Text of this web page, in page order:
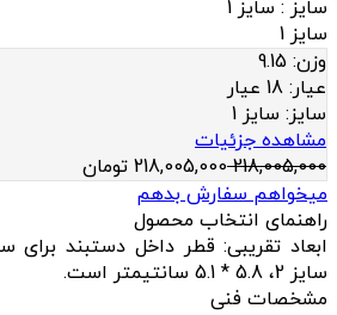
سایز : سایز 1
سایز 1
وزن: 9.15
عيار: 18 عیار
سایز: سایز 1
مشاهده جزئیات
218,005,000
218,005,000 تومان
میخواهم سفارش بدهم
راهنمای انتخاب محصول
سایز 2، 5.8 * 5.1 سانتیمتر است.
مشخصات فنی